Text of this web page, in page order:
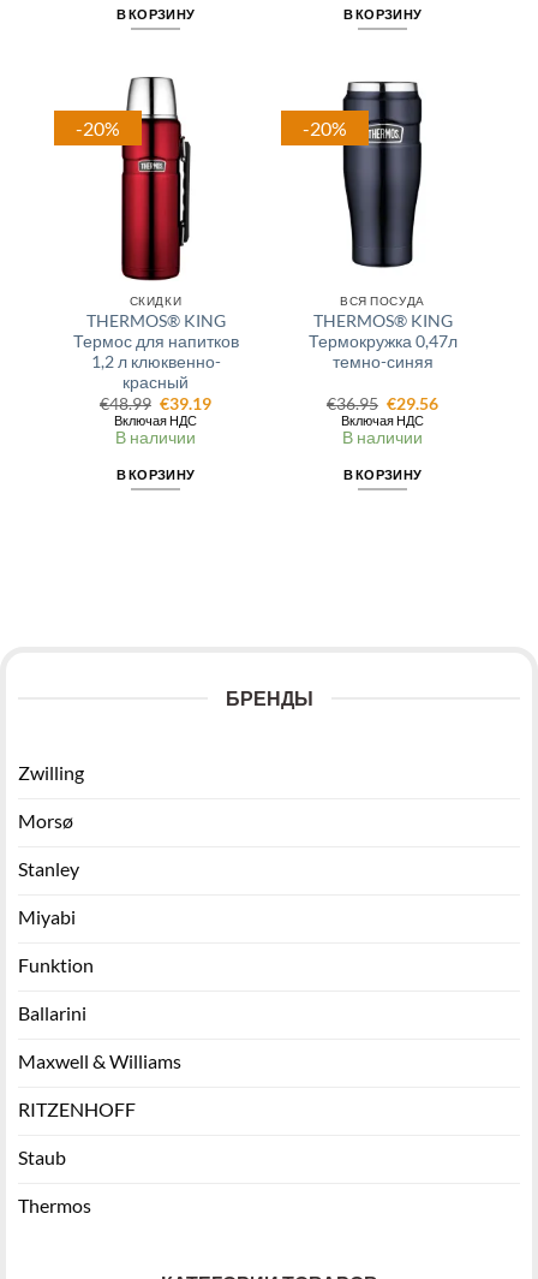
В КОРЗИНУ В КОРЗИНУ
-20%
СКИДКИ
THERMOS® KING
Термос для напитков
1,2 л клюквенно-
красный
€48.99 Первоначальная
цена
составляла
€48.99.
€39.19Текущая
Включая НДС
В наличии
В КОРЗИНУ
-20%
ВСЯ ПОСУДА
THERMOS® KING
Термокружка 0,47л
темно-синяя
€36.95 Первоначальная
цена
составляла
€36.95.
€29.56Текущая
Включая НДС
В наличии
В КОРЗИНУ
БРЕНДЫ
Zwilling
Morsø
Stanley
Miyabi
Funktion
Ballarini
Maxwell & Williams
RITZENHOFF
Staub
Thermos